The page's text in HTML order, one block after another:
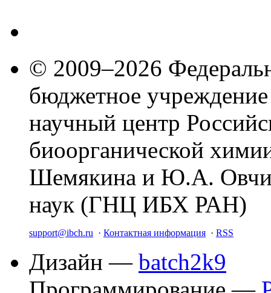
© 2009–2026
бюджетное
научный центр
биоорганической
Шемякина и Ю.А.
наук (ГНЦ ИБХ РАН)
support@ibch.ru · Контактная информация · RSS
Дизайн — batch2k9